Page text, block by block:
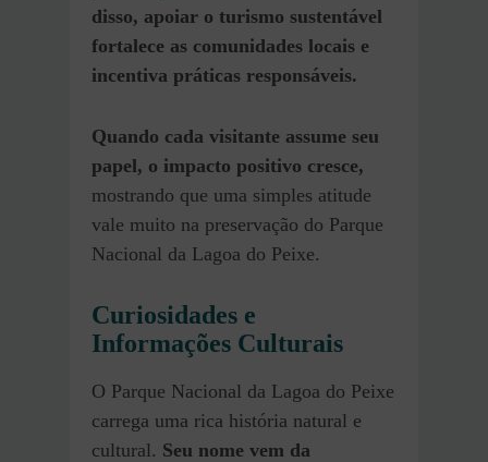
disso, apoiar o turismo sustentável
fortalece as comunidades locais e
incentiva práticas responsáveis.
Quando cada visitante assume seu
papel, o impacto positivo cresce,
mostrando que uma simples atitude
vale muito na preservação do Parque
Nacional da Lagoa do Peixe.
Curiosidades e
Informações Culturais
O Parque Nacional da Lagoa do Peixe
carrega uma rica história natural e
cultural. Seu nome vem da